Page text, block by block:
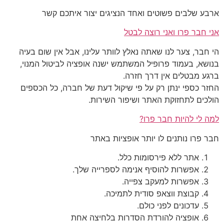
ארבע שלבים פשוטים ואחד הנציגים יצור איתכם קשר
אני חבר פרו ואני רוצה לבטל
הי חבר, צער לנו שאתה נאלץ לוותר עלינו, אבל אין שום בעיה
בנושא, בעמוד פרופיל המשתמש ישנה אופציה לביטול המנוי,
ברגע מבטלים אין דרך חזרה.
החזר כספי ינתן רק על פי שיקול דעת של חברה, כל הכספים
הולכים לתחזוקת האתר ושיפור השירות.
למה לי להיות חבר פרו?
חבר פרו נותנים לו יותר אופציות באתר
אתר ללא פירסומות כלל.
אפשרות להוסיף אנימה לספרייה שלך.
אפשרות למעקב צפייה.
קבוצת ווצאפ סודית לתמיכה.
עדכונים לפני כולם.
אופציה להורדת הסדרות בלחיצה אחת